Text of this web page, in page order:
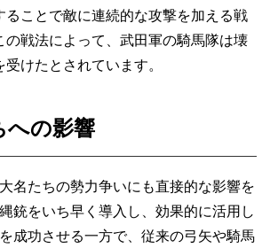
ることで敵に連続的な攻撃を加える戦
の戦法によって、武田軍の騎馬隊は壊
けたとされています。
への影響
名たちの勢力争いにも直接的な影響を
銃をいち早く導入し、効果的に活用し
成功させる一方で、従来の弓矢や騎馬